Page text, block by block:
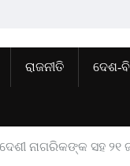
ରାଜନୀତି ଦେଶ-
ନାଗରିକଙ୍କ ସହ